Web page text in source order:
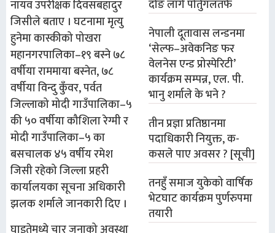
नायव उपरीक्षक दिवसबहादुर
जिसीले बताए । घटनामा मृत्यु
हुनेमा कास्कीको पोखरा
महानगरपालिका–१९ बस्ने ७८
वर्षीया राममाया बस्नेत, ७८
वर्षीया विन्दु कुँवर, पर्वत
जिल्लाको मोदी गाउँपालिका–५
की ५० वर्षीया कौशिला रेग्मी र
मोदी गाउँपालिका–५ का
बसचालक ४५ वर्षीय रमेश
जिसी रहेको जिल्ला प्रहरी
कार्यालयका सूचना अधिकारी
झलक शर्माले जानकारी दिए ।
दोङ लागे पोर्तुगलतर्फ
नेपाली दूतावास लन्डनमा
‘सेल्फ–अवेकनिङ फर
वेलनेस एन्ड प्रोस्पेरिटी’
कार्यक्रम सम्पन्न, एल. पी.
भानु शर्माले के भने ?
तीन प्रज्ञा प्रतिष्ठानमा
पदाधिकारी नियुक्त, क-
कसले पाए अवसर ? [सूची]
तनहुँ समाज युकेको वार्षिक
भेटघाट कार्यक्रम पुर्णरुपमा
तयारी